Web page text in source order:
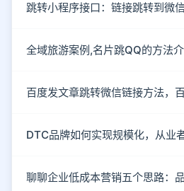
跳转小程序接口：链接跳转到微
全域旅游案例,名片跳QQ的方法
DTC品牌如何实现规模化，从业